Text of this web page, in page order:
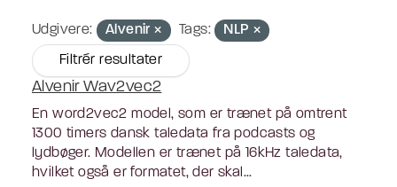
Udgivere: Alvenir Tags: NLP
Filtrér resultater
Alvenir Wav2vec2
En word2vec2 model, som er trænet på omtrent
1300 timers dansk taledata fra podcasts og
lydbøger. Modellen er trænet på 16kHz taledata,
hvilket også er formatet, der skal...